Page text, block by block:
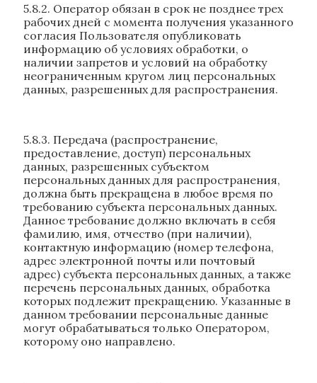
5.8.2. Оператор обязан в срок не позднее трех
рабочих дней с момента получения указанного
согласия Пользователя опубликовать
информацию об условиях обработки, о
наличии запретов и условий на обработку
неограниченным кругом лиц персональных
данных, разрешенных для распространения.
5.8.3. Передача (распространение,
предоставление, доступ) персональных
данных, разрешенных субъектом
персональных данных для распространения,
должна быть прекращена в любое время по
требованию субъекта персональных данных.
Данное требование должно включать в себя
фамилию, имя, отчество (при наличии),
контактную информацию (номер телефона,
адрес электронной почты или почтовый
адрес) субъекта персональных данных, а также
перечень персональных данных, обработка
которых подлежит прекращению. Указанные в
данном требовании персональные данные
могут обрабатываться только Оператором,
которому оно направлено.